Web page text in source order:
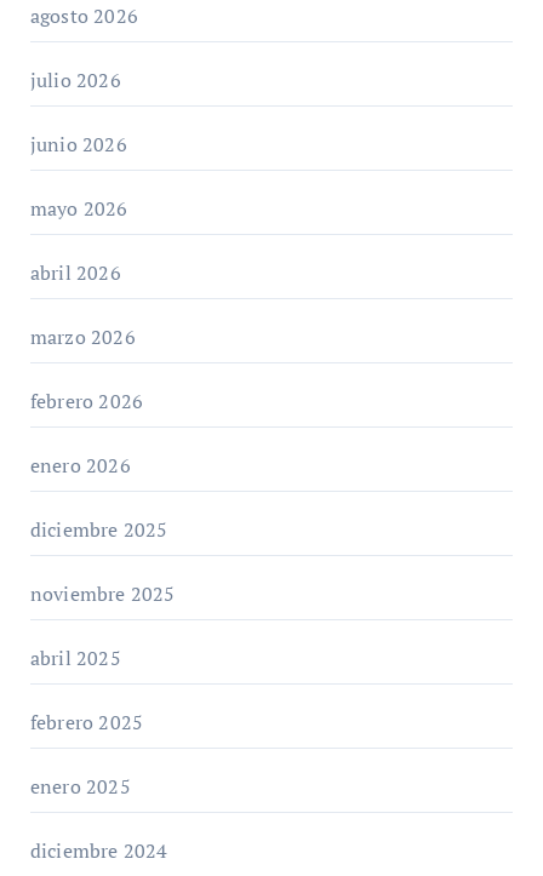
agosto 2026
julio 2026
junio 2026
mayo 2026
abril 2026
marzo 2026
febrero 2026
enero 2026
diciembre 2025
noviembre 2025
abril 2025
febrero 2025
enero 2025
diciembre 2024